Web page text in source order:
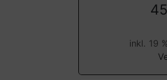
inkl. 19